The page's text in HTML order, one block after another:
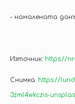
- намалената
Източник: https://
Снимка: https://
3zml4wkczis-